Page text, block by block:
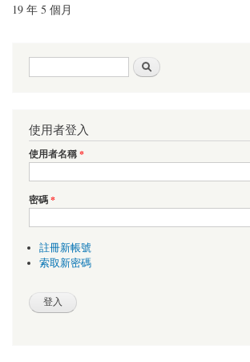
19 年 5 個月
搜尋表單
使用者登入
使用者名稱*
密碼*
註冊新帳號
索取新密碼